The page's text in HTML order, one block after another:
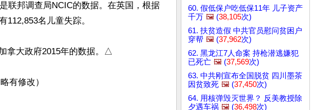
联邦调查局NCIC的数据。在英国，根据
名儿童失踪。
拿大政府2015年的数据。△
有修改）
60. 假低保户吃低保11年 儿子资产
千万 🖼️ (38,105次)
61. 扶贫造假 中共官员慰问贫困户
穿帮 🖼️ (37,962次)
62. 黑龙江7人命案 持枪潜逃嫌犯
已死亡 🖼️ (37,569次)
63. 中共刚宣布全国脱贫 四川墨茶
因贫致死 🖼️ (37,450次)
64. 用核弹毁灭世界？ 反美教授除
夕遇车祸 🖼️ (36,498次)